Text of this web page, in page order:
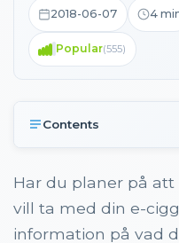
2018-06-07 4
Popular(555)
Contents
cigarett
Töm din
Vätskor i
Har du planer på
vill ta med din e-
information på vad